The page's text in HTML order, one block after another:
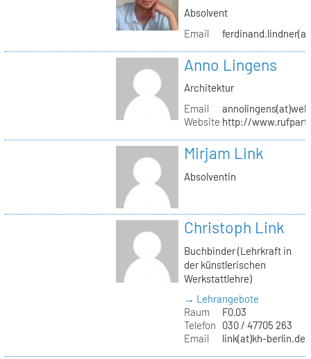
Absolvent
Email
Anno Lingens
Architektur
Email
Website http://
Mirjam Link
Absolventin
Christoph Link
Buchbinder (Lehrkraft in
der künstlerischen
Werkstattlehre)
→ Lehrangebote
Raum
F0.03
Telefon
030 / 47705 263
Email
link(at)kh-berlin.de